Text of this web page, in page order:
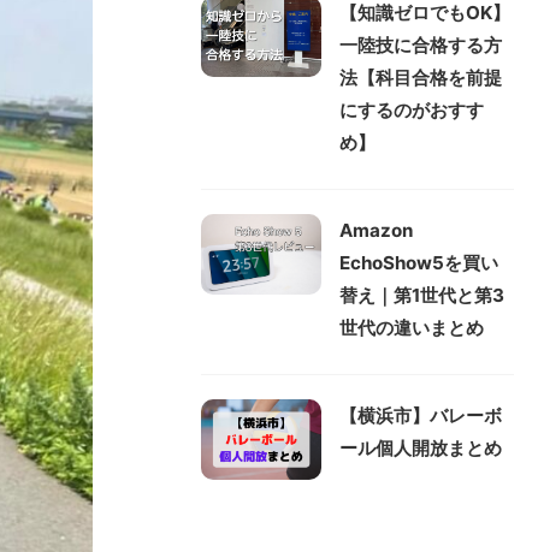
【知識ゼロでもOK】
一陸技に合格する方
法【科目合格を前提
にするのがおすす
め】
Amazon
EchoShow5を買い
替え｜第1世代と第3
世代の違いまとめ
【横浜市】バレーボ
ール個人開放まとめ